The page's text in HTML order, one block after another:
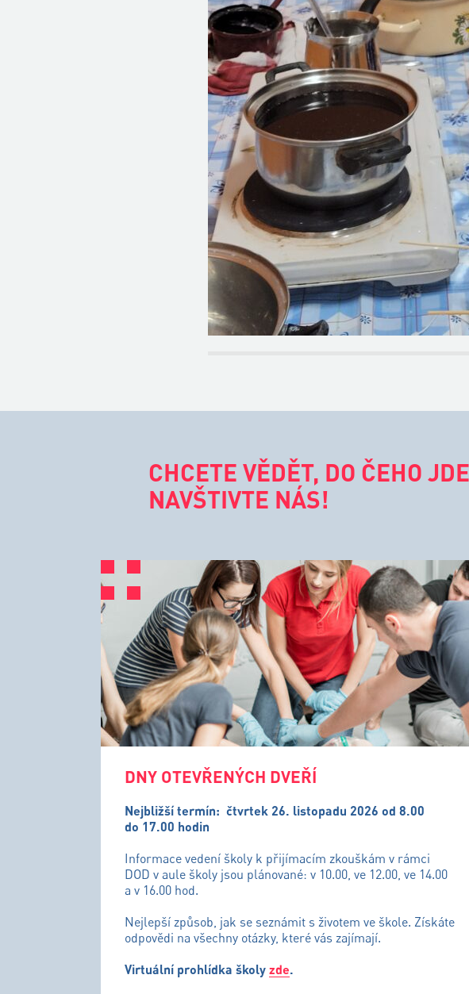
CHCETE VĚDĚT, DO ČEHO
NAVŠTIVTE NÁS!
DNY OTEVŘENÝCH DVEŘÍ
Nejbližší termín: čtvrtek 26. listopadu 2026 od 8.00
do 17.00 hodin
Informace vedení školy k přijímacím zkouškám v rámci
DOD v aule školy jsou plánované: v 10.00, ve 12.00, ve 14.00
a v 16.00 hod.
Nejlepší způsob, jak se seznámit s životem ve škole. Získáte
odpovědi na všechny otázky, které vás zajímají.
Virtuální prohlídka školy zde.